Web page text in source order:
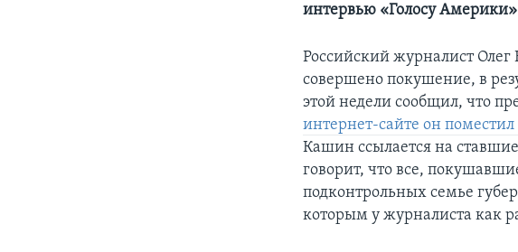
интервью «Голосу Америки»
Российский журналист
совершено покушение, в
этой недели сообщил, что
интернет-сайте он
Кашин ссылается на
говорит, что все,
подконтрольных семье
которым у журналиста как